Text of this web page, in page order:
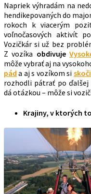
Napriek výhradám na
hendikepovaných do
rokoch k viacerým
voľnočasových aktivít
Vozičkár si už bez
Z vozíka obdivuje
môže vybrať aj na
pád a aj s vozíkom si
rozhodli pátrať po ďalšej
dá otázkou – môže si
Krajiny, v ktorých